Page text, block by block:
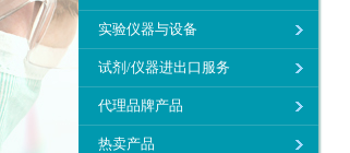
实验仪器与设备
试剂/仪器进出口服务
代理品牌产品
热卖产品